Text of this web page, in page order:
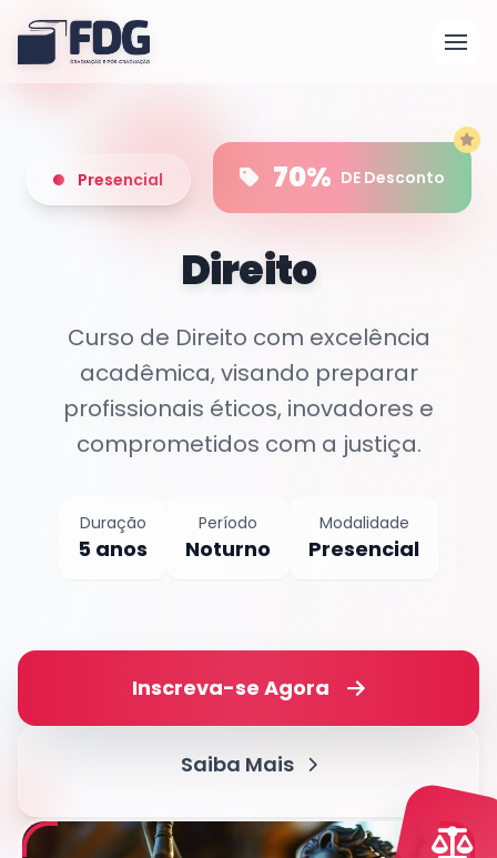
Presencial 70% DE Desconto
Direito
Curso de Direito com excelência
acadêmica, visando preparar
profissionais éticos, inovadores e
comprometidos com a justiça.
Duração
5 anos
Período
Noturno
Modalidade
Presencial
Inscreva-se Agora
Saiba Mais